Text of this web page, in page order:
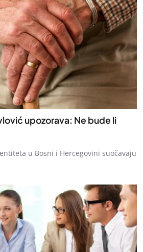
upozorava: Ne bude li
u Bosni i Hercegovini suočavaju